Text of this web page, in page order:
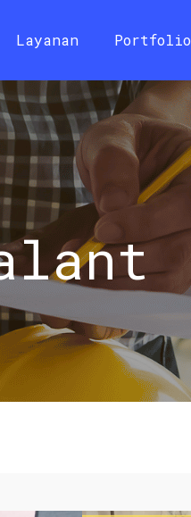
Layanan Portfolio